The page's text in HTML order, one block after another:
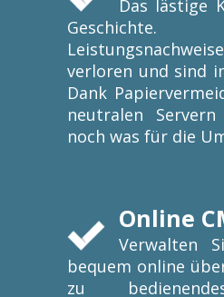
Das lästige
verloren und sind
Dank
neutralen
noch was für die
Online
Verwalten
bequem online
zu